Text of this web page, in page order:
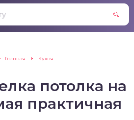
Главная Кухня
потолка на
практичная